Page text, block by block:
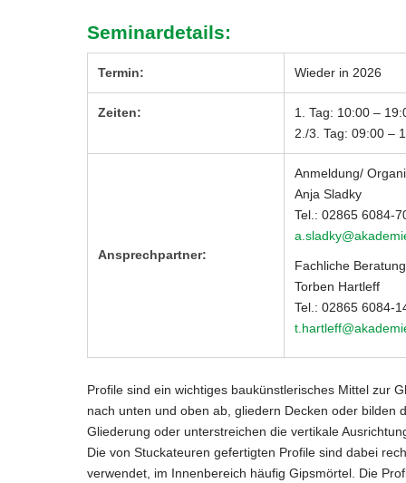
Seminardetails:
Termin: Wieder in 2026
Zeiten:
1. Tag: 10:00 –
2./3. Tag: 09:00 –
Ansprechpartner:
Anmeldung/
Anja Sladky
Tel.: 02865 6084-
Fachliche
Torben Hartleff
Tel.: 02865 6084-
Profile sind ein wichtiges baukünstlerisches Mittel zur
nach unten und oben ab, gliedern Decken oder bilden
Gliederung oder unterstreichen die vertikale
Die von Stuckateuren gefertigten Profile sind dabei
verwendet, im Innenbereich häufig Gipsmörtel. Die